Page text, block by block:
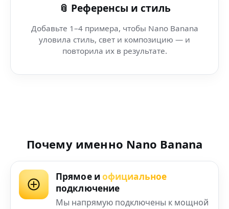
📎 Референсы и стиль
Добавьте 1–4 примера, чтобы Nano Banana
уловила стиль, свет и композицию — и
повторила их в результате.
Почему именно Nano Banana
Прямое и официальное
подключение
Мы напрямую подключены к мощной